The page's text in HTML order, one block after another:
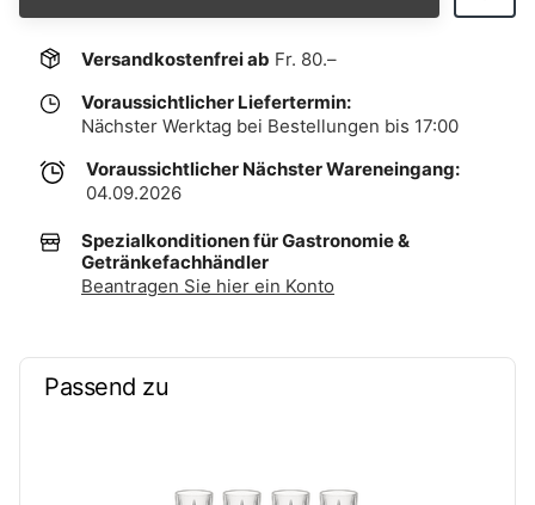
Versandkostenfrei ab Fr. 80.–
Voraussichtlicher Liefertermin:
Nächster Werktag bei Bestellungen bis 17:00
Voraussichtlicher Nächster Wareneingang:
04.09.2026
Spezialkonditionen für Gastronomie &
Getränkefachhändler
Beantragen Sie hier ein Konto
Passend zu